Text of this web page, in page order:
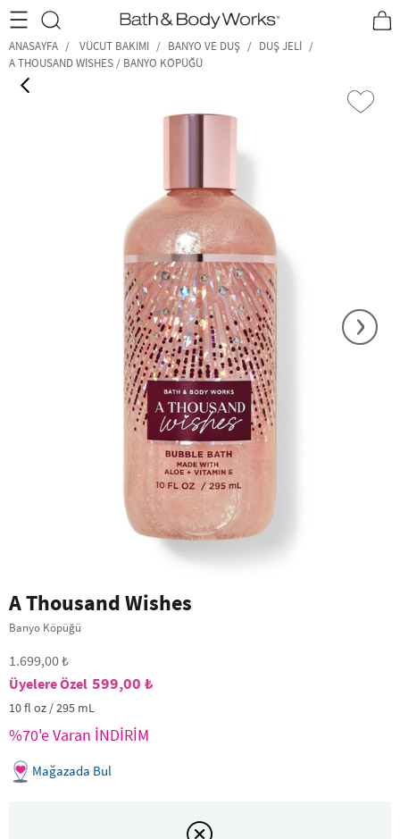
•2200₺ ve Üzeri Kargo Ücretsiz!• *Promosyon Detayları
ANASAYFA VÜCUT BAKIMI BANYO VE DUŞ
DUŞ JELI
A THOUSAND WISHES / BANYO KÖPÜĞÜ
›
A Thousand Wishes
Banyo Köpüğü
1.699,00 ₺
599,00 ₺
10 fl oz / 295 mL
%70'e Varan İNDİRİM
Mağazada Bul